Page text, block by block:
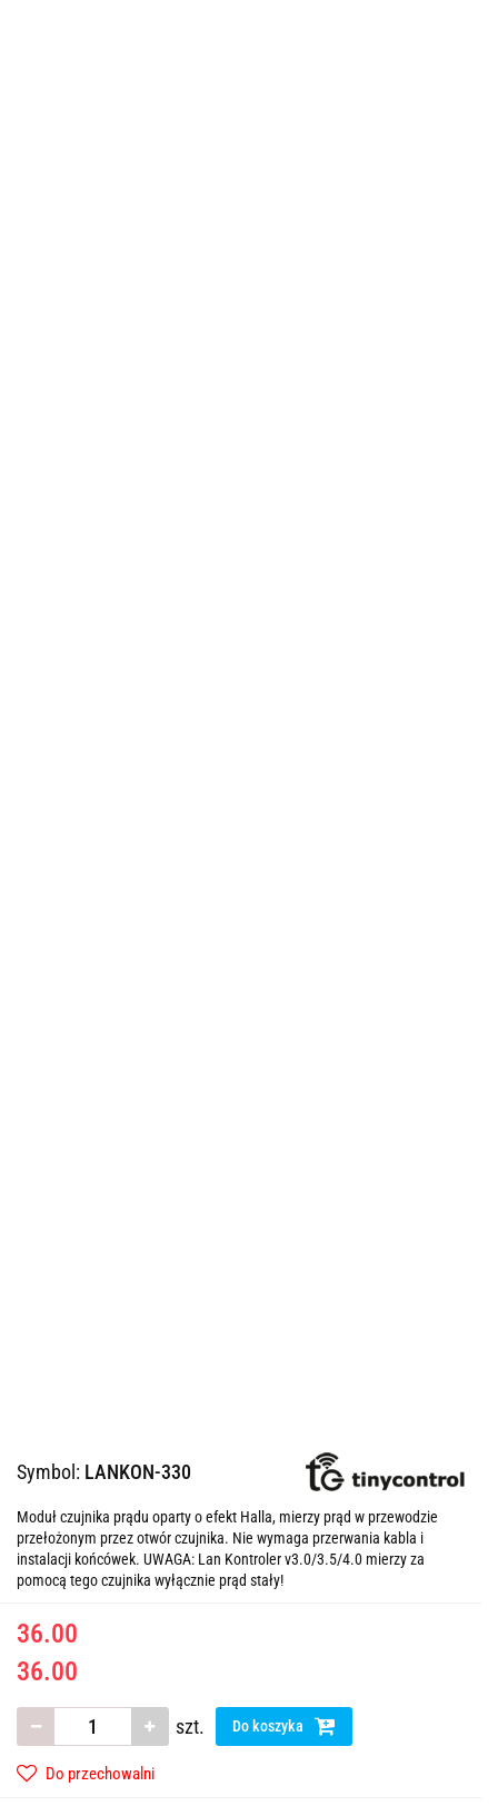
Symbol: LANKON-330
Moduł czujnika prądu oparty o efekt Halla, mierzy prąd w przewodzie
przełożonym przez otwór czujnika. Nie wymaga przerwania kabla i
instalacji końcówek. UWAGA: Lan Kontroler v3.0/3.5/4.0 mierzy za
pomocą tego czujnika wyłącznie prąd stały!
36.00
36.00
szt. Do koszyka
Do przechowalni